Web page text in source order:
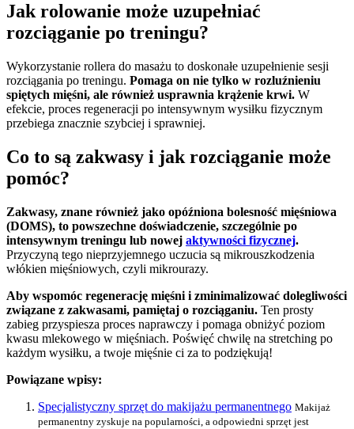
Jak rolowanie może uzupełniać
rozciąganie po treningu?
Wykorzystanie rollera do masażu to doskonałe uzupełnienie sesji
rozciągania po treningu. Pomaga on nie tylko w rozluźnieniu
spiętych mięśni, ale również usprawnia krążenie krwi. W
efekcie, proces regeneracji po intensywnym wysiłku fizycznym
przebiega znacznie szybciej i sprawniej.
Co to są zakwasy i jak rozciąganie może
pomóc?
Zakwasy, znane również jako opóźniona bolesność mięśniowa
(DOMS), to powszechne doświadczenie, szczególnie po
intensywnym treningu lub nowej aktywności fizycznej.
Przyczyną tego nieprzyjemnego uczucia są mikrouszkodzenia
włókien mięśniowych, czyli mikrourazy.
Aby wspomóc regenerację mięśni i zminimalizować dolegliwości
związane z zakwasami, pamiętaj o rozciąganiu. Ten prosty
zabieg przyspiesza proces naprawczy i pomaga obniżyć poziom
kwasu mlekowego w mięśniach. Poświęć chwilę na stretching po
każdym wysiłku, a twoje mięśnie ci za to podziękują!
Powiązane wpisy:
Specjalistyczny sprzęt do makijażu permanentnego Makijaż
permanentny zyskuje na popularności, a odpowiedni sprzęt jest